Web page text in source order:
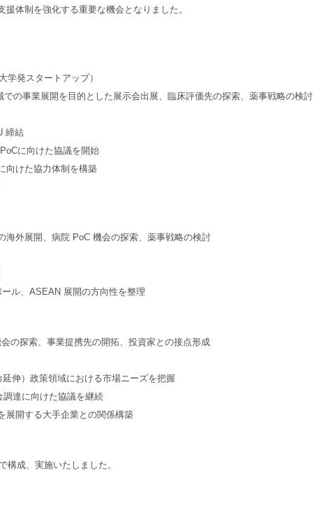
体制を強化する重要な機会となりました。
学発スタートアップ）
の事業展開を目的とした展示会出展、臨床評価先の探索、薬事戦略の検討
締結
に向けた協議を開始
向けた協力体制を構築
海外展開、病院 PoC 機会の探索、薬事戦略の検討
ル、ASEAN 展開の方向性を整理
の探索、事業提携先の開拓、投資家との接点形成
伸）政策領域における市場ニーズを把握
調達に向けた協議を継続
展開する大手企業との関係構築
構成、実施いたしました。